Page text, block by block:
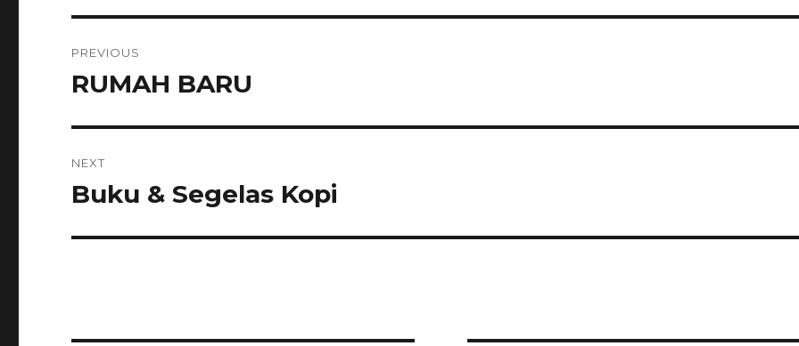
pos
PREVIOUS
Previous
RUMAH BARU
NEXT
Next
Buku & Segelas Kopi